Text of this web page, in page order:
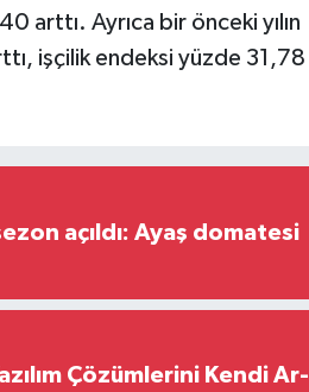
arttı. Ayrıca bir önceki yılın
işçilik endeksi yüzde 31,78
açıldı: Ayaş domatesi
Çözümlerini Kendi Ar-